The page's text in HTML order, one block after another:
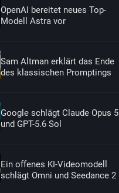
OpenAI bereitet neues Top-
Modell Astra vor
Sam Altman erklärt das Ende
des klassischen Promptings
Google schlägt Claude Opus 5
und GPT-5.6 Sol
Ein offenes KI-Videomodell
schlägt Omni und Seedance 2